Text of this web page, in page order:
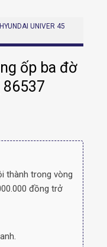
HYUNDAI UNIVER 45
ốp ba đờ
86537
thành trong vòng
đồng trở